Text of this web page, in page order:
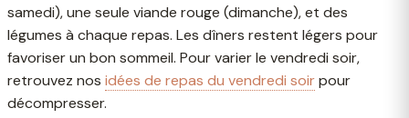
samedi), une seule viande rouge (dimanche), et des
légumes à chaque repas. Les dîners restent légers pour
favoriser un bon sommeil. Pour varier le vendredi soir,
retrouvez nos idées de repas du vendredi soirpour
décompresser.